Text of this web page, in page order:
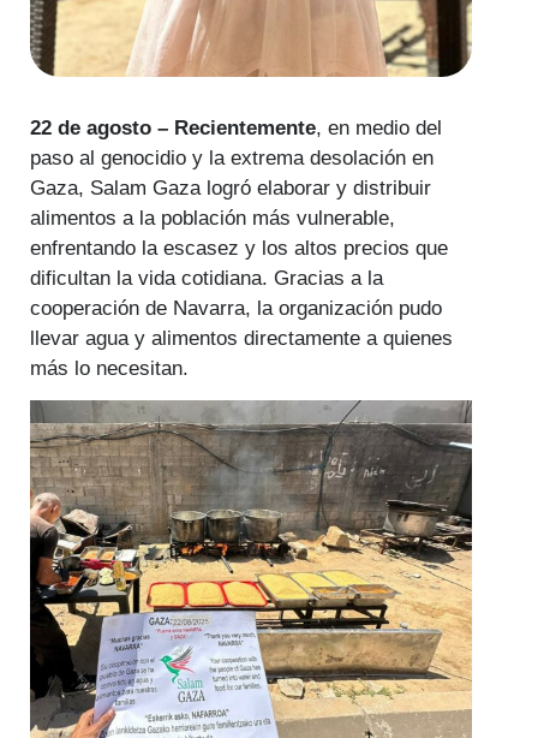
22 de agosto – Recientemente, en medio del
paso al genocidio y la extrema desolación en
Gaza, Salam Gaza logró elaborar y distribuir
alimentos a la población más vulnerable,
enfrentando la escasez y los altos precios que
dificultan la vida cotidiana. Gracias a la
cooperación de Navarra, la organización pudo
llevar agua y alimentos directamente a quienes
más lo necesitan.